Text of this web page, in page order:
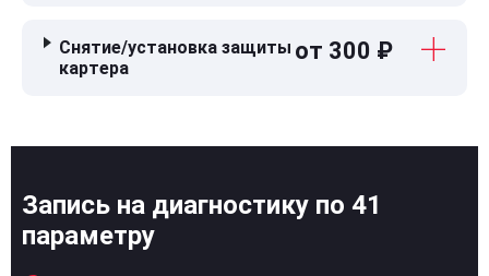
Снятие/установка защиты
картера
от 300 ₽
Запись на диагностику по 41
параметру